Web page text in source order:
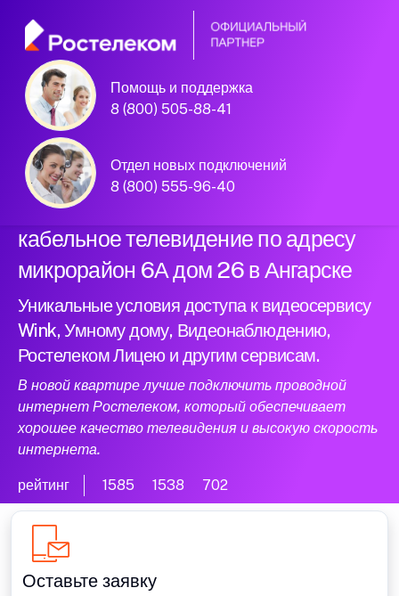
Помощь и поддержка
8 (800) 505-88-41
Отдел новых подключений
8 (800) 555-96-40
Официальный
партнер Ростелеком
Подключили новый интернет и
кабельное телевидение по адресу
микрорайон 6А дом 26 в Ангарске
Уникальные условия доступа к видеосервису
Wink, Умному дому, Видеонаблюдению,
Ростелеком Лицею и другим сервисам.
В новой квартире лучше подключить проводной
интернет Ростелеком, который обеспечивает
хорошее качество телевидения и высокую скорость
интернета.
рейтинг 1585 1538 702
Оставьте заявку